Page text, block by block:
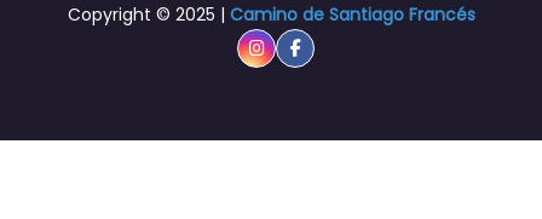
Copyright © 2025 | Camino de Santiago Francés